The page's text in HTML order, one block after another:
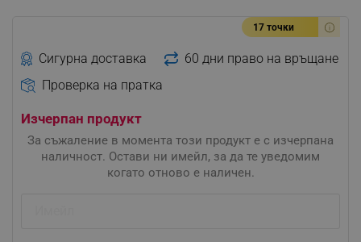
17 точки
Сигурна доставка
60 дни право на връщане
Проверка на пратка
Изчерпан продукт
За съжаление в момента този продукт е с изчерпана
наличност. Остави ни имейл, за да те уведомим
когато отново е наличен.